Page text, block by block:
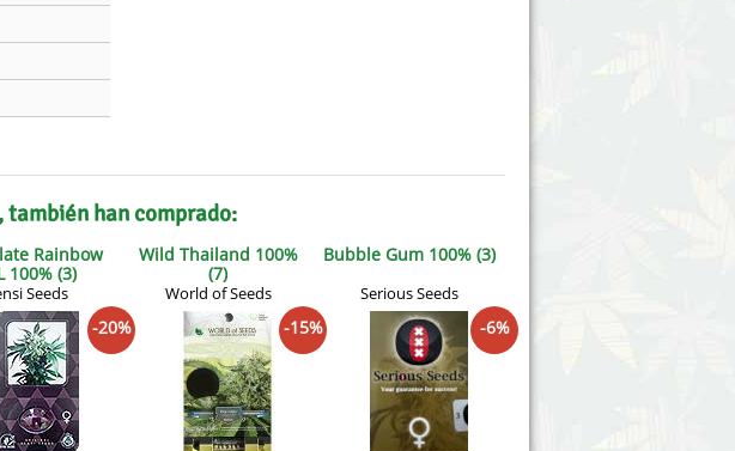
han comprado:
Rainbow
100% (3)
Seeds
-20%
Wild Thailand 100%
(7)
World of Seeds
-15%
Bubble Gum 100% (3)
Serious Seeds
-6%